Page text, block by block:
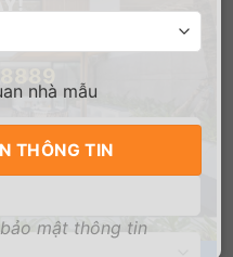
– HOTLINE:
nhà mẫu
mật thông tin